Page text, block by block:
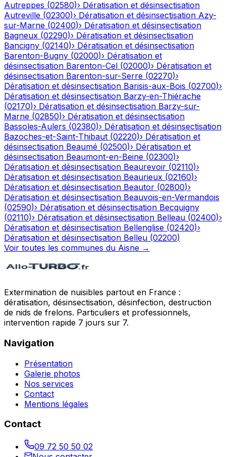
Autreppes (02580)› Dératisation et désinsectisation
Autreville (02300)› Dératisation et désinsectisation Azy-
sur-Marne (02400)› Dératisation et désinsectisation
Bagneux (02290)› Dératisation et désinsectisation
Bancigny (02140)› Dératisation et désinsectisation
Barenton-Bugny (02000)› Dératisation et
désinsectisation Barenton-Cel (02000)› Dératisation et
désinsectisation Barenton-sur-Serre (02270)›
Dératisation et désinsectisation Barisis-aux-Bois (02700)›
Dératisation et désinsectisation Barzy-en-Thiérache
(02170)› Dératisation et désinsectisation Barzy-sur-
Marne (02850)› Dératisation et désinsectisation
Bassoles-Aulers (02380)› Dératisation et désinsectisation
Bazoches-et-Saint-Thibaut (02220)› Dératisation et
désinsectisation Beaumé (02500)› Dératisation et
désinsectisation Beaumont-en-Beine (02300)›
Dératisation et désinsectisation Beaurevoir (02110)›
Dératisation et désinsectisation Beaurieux (02160)›
Dératisation et désinsectisation Beautor (02800)›
Dératisation et désinsectisation Beauvois-en-Vermandois
(02590)› Dératisation et désinsectisation Becquigny
(02110)› Dératisation et désinsectisation Belleau (02400)›
Dératisation et désinsectisation Bellenglise (02420)›
Dératisation et désinsectisation Belleu (02200)
Voir toutes les communes du Aisne →
Extermination de nuisibles partout en France :
dératisation, désinsectisation, désinfection, destruction
de nids de frelons. Particuliers et professionnels,
intervention rapide 7 jours sur 7.
Navigation
Présentation
Galerie photos
Nos services
Contact
Mentions légales
Contact
09 72 50 50 02